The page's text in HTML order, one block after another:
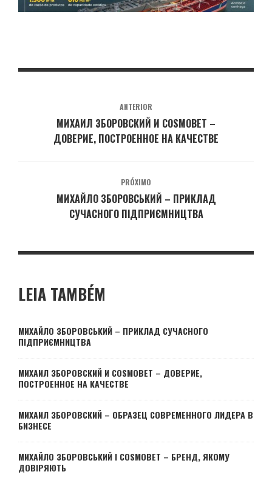
ANTERIOR
МИХАИЛ ЗБОРОВСКИЙ И COSMOBET –
ДОВЕРИЕ, ПОСТРОЕННОЕ НА КАЧЕСТВЕ
PRÓXIMO
МИХАЙЛО ЗБОРОВСЬКИЙ – ПРИКЛАД
СУЧАСНОГО ПІДПРИЄМНИЦТВА
LEIA TAMBÉM
МИХАЙЛО ЗБОРОВСЬКИЙ – ПРИКЛАД СУЧАСНОГО
ПІДПРИЄМНИЦТВА
МИХАИЛ ЗБОРОВСКИЙ И COSMOBET – ДОВЕРИЕ,
ПОСТРОЕННОЕ НА КАЧЕСТВЕ
МИХАИЛ ЗБОРОВСКИЙ – ОБРАЗЕЦ СОВРЕМЕННОГО ЛИДЕРА В
БИЗНЕСЕ
МИХАЙЛО ЗБОРОВСЬКИЙ І COSMOBET – БРЕНД, ЯКОМУ
ДОВІРЯЮТЬ